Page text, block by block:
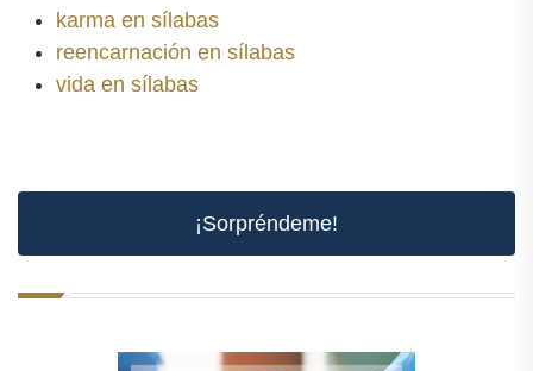
karma en sílabas
reencarnación en sílabas
vida en sílabas
¡Sorpréndeme!